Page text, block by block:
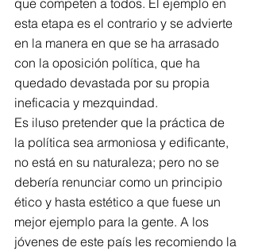
que competen a todos. El ejemplo en
esta etapa es el contrario y se advierte
en la manera en que se ha arrasado
con la oposición política, que ha
quedado devastada por su propia
ineficacia y mezquindad.
Es iluso pretender que la práctica de
la política sea armoniosa y edificante,
no está en su naturaleza; pero no se
debería renunciar como un principio
ético y hasta estético a que fuese un
mejor ejemplo para la gente. A los
jóvenes de este país les recomiendo la